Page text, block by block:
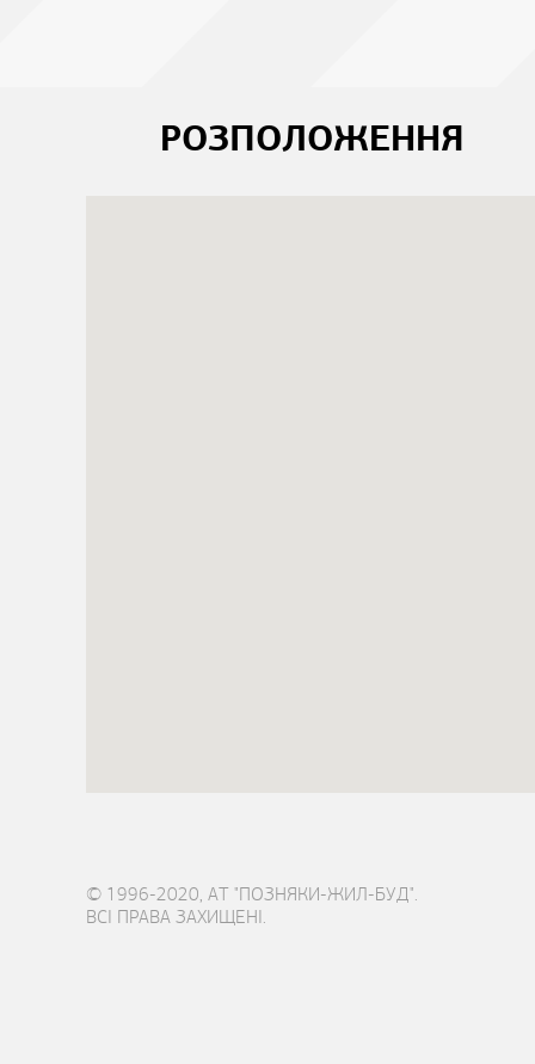
РОЗПОЛОЖЕННЯ
© 1996-2020, АТ "ПОЗНЯКИ-ЖИЛ-БУД".
ВСІ ПРАВА ЗАХИЩЕНІ.